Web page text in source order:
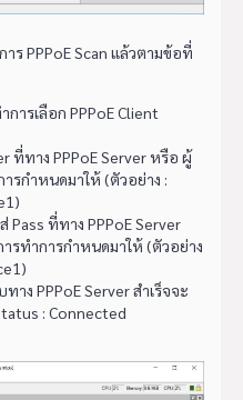
ร PPPoE Scan แล้วตามข้อที่
ารเลือก PPPoE Client
ที่ทาง PPPoE Server หรือ ผู้
รกำหนดมาให้ (ตัวอย่าง :
Pass ที่ทาง PPPoE Server
รทำการกำหนดมาให้ (ตัวอย่าง
าง PPPoE Server สำเร็จจะ
: Connected